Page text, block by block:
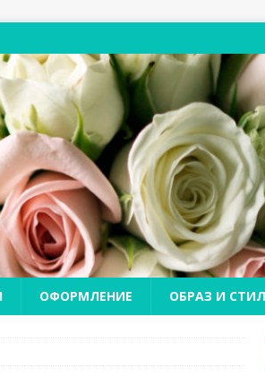
ОФОРМЛЕНИЕ ОБРАЗ И